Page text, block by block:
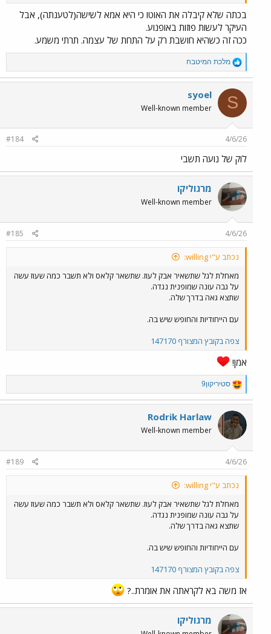
בכתה שלא קיבלה את האוטו כי היא אמא לשישה(לטענתה), אבל
העיקר לעשות פוזות באופנוע.
ככה זה כשהיא חושבת רק על התחת של עצמה. תרתי משמע.
R
e
a
c
t
i
o
s
מלכת המיטבח
S
syoel
Well-known member
4/6/26
#184
לוק של נועה תשבי
מרגוליקו
Well-known member
4/6/26
#185
נכתב ע"י willing:
מאחלת לגל שתשאיר אבק לעוז. שתשאר קלאס ולא תשבר כמה שעוז עשה
על גבה עונה שמופנית נגדה.
שתצא גאה בדרך שלה.
עם הייחודיות והחופש שיש בה.
צפה בקובץ המצורף 147170
אמן!
R
e
a
c
t
i
o
s
סטיריקון9
Rodrik Harlaw
Well-known member
4/6/26
#189
נכתב ע"י willing:
מאחלת לגל שתשאיר אבק לעוז. שתשאר קלאס ולא תשבר כמה שעוז עשה
על גבה עונה שמופנית נגדה.
שתצא גאה בדרך שלה.
עם הייחודיות והחופש שיש בה.
צפה בקובץ המצורף 147170
אז משה בא לקראתה את אומרת..?
מרגוליקו